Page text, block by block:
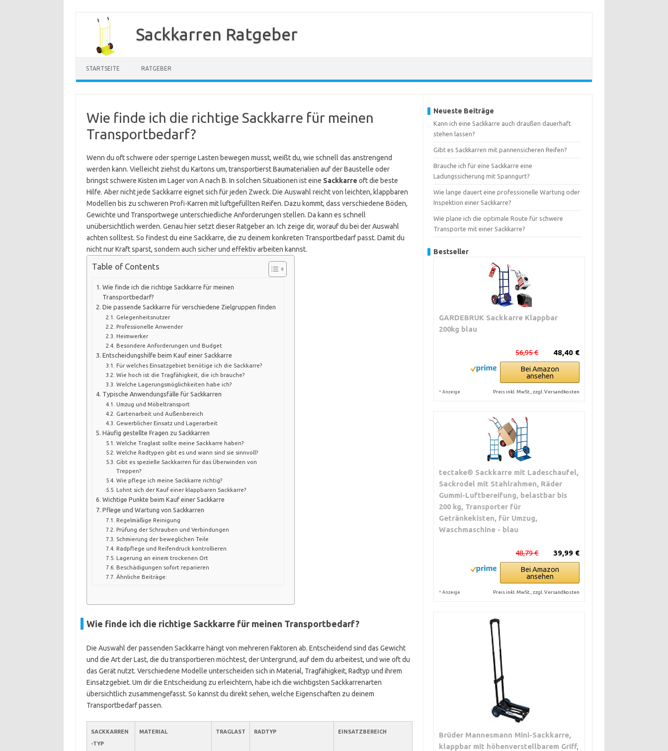
springen
Sackkarren Ratgeber
STARTSEITE RATGEBER
Wie finde ich die richtige Sackkarre für meinen
Transportbedarf?
Wenn du oft schwere oder sperrige Lasten bewegen musst, weißt du, wie schnell das anstrengend
werden kann. Vielleicht ziehst du Kartons um, transportierst Baumaterialien auf der Baustelle oder
bringst schwere Kisten im Lager von A nach B. In solchen Situationen ist eine Sackkarre oft die beste
Hilfe. Aber nicht jede Sackkarre eignet sich für jeden Zweck. Die Auswahl reicht von leichten, klappbaren
Modellen bis zu schweren Profi-Karren mit luftgefüllten Reifen. Dazu kommt, dass verschiedene Böden,
Gewichte und Transportwege unterschiedliche Anforderungen stellen. Da kann es schnell
unübersichtlich werden. Genau hier setzt dieser Ratgeber an. Ich zeige dir, worauf du bei der Auswahl
achten solltest. So findest du eine Sackkarre, die zu deinem konkreten Transportbedarf passt. Damit du
nicht nur Kraft sparst, sondern auch sicher und effektiv arbeiten kannst.
Table of Contents
Wie finde ich die richtige Sackkarre für meinen
Transportbedarf?
Die passende Sackkarre für verschiedene Zielgruppen finden
Gelegenheitsnutzer
Professionelle Anwender
Heimwerker
Besondere Anforderungen und Budget
Entscheidungshilfe beim Kauf einer Sackkarre
Für welches Einsatzgebiet benötige ich die Sackkarre?
Wie hoch ist die Tragfähigkeit, die ich brauche?
Welche Lagerungsmöglichkeiten habe ich?
Typische Anwendungsfälle für Sackkarren
Umzug und Möbeltransport
Gartenarbeit und Außenbereich
Gewerblicher Einsatz und Lagerarbeit
Häufig gestellte Fragen zu Sackkarren
Welche Traglast sollte meine Sackkarre haben?
Welche Radtypen gibt es und wann sind sie sinnvoll?
Gibt es spezielle Sackkarren für das Überwinden von
Treppen?
Wie pflege ich meine Sackkarre richtig?
Lohnt sich der Kauf einer klappbaren Sackkarre?
Wichtige Punkte beim Kauf einer Sackkarre
Pflege und Wartung von Sackkarren
Regelmäßige Reinigung
Prüfung der Schrauben und Verbindungen
Schmierung der beweglichen Teile
Radpflege und Reifendruck kontrollieren
Lagerung an einem trockenen Ort
Beschädigungen sofort reparieren
Ähnliche Beiträge:
Wie finde ich die richtige Sackkarre für meinen Transportbedarf?
Die Auswahl der passenden Sackkarre hängt von mehreren Faktoren ab. Entscheidend sind das Gewicht
und die Art der Last, die du transportieren möchtest, der Untergrund, auf dem du arbeitest, und wie oft du
das Gerät nutzt. Verschiedene Modelle unterscheiden sich in Material, Tragfähigkeit, Radtyp und ihrem
Einsatzgebiet. Um dir die Entscheidung zu erleichtern, habe ich die wichtigsten Sackkarrenarten
übersichtlich zusammengefasst. So kannst du direkt sehen, welche Eigenschaften zu deinem
Transportbedarf passen.
SACKKARREN
-TYP
MATERIAL TRAGLAST RADTYP EINSATZBEREICH
Neueste Beiträge
Kann ich eine Sackkarre auch draußen dauerhaft
stehen lassen?
Gibt es Sackkarren mit pannensicheren Reifen?
Brauche ich für eine Sackkarre eine
Ladungssicherung mit Spanngurt?
Wie lange dauert eine professionelle Wartung oder
Inspektion einer Sackkarre?
Wie plane ich die optimale Route für schwere
Transporte mit einer Sackkarre?
Bestseller
GARDEBRUK Sackkarre Klappbar
200kg blau
48,40 €
56,95 €
Bei Amazon
ansehen
* Anzeige Preis inkl. MwSt., zzgl. Versandkosten
tectake® Sackkarre mit Ladeschaufel,
Sackrodel mit Stahlrahmen, Räder
Gummi-Luftbereifung, belastbar bis
200 kg, Transporter für
Getränkekisten, für Umzug,
Waschmaschine - blau
39,99 €
48,79 €
Bei Amazon
ansehen
* Anzeige Preis inkl. MwSt., zzgl. Versandkosten
Brüder Mannesmann Mini-Sackkarre,
klappbar mit höhenverstellbarem Griff,